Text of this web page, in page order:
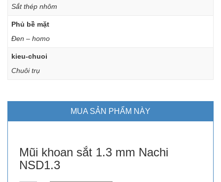
Sắt thép nhôm
Phủ bề mặt
Đen – homo
kieu-chuoi
Chuôi trụ
MUA SẢN PHẨM NÀY
Mũi khoan sắt 1.3 mm Nachi
NSD1.3